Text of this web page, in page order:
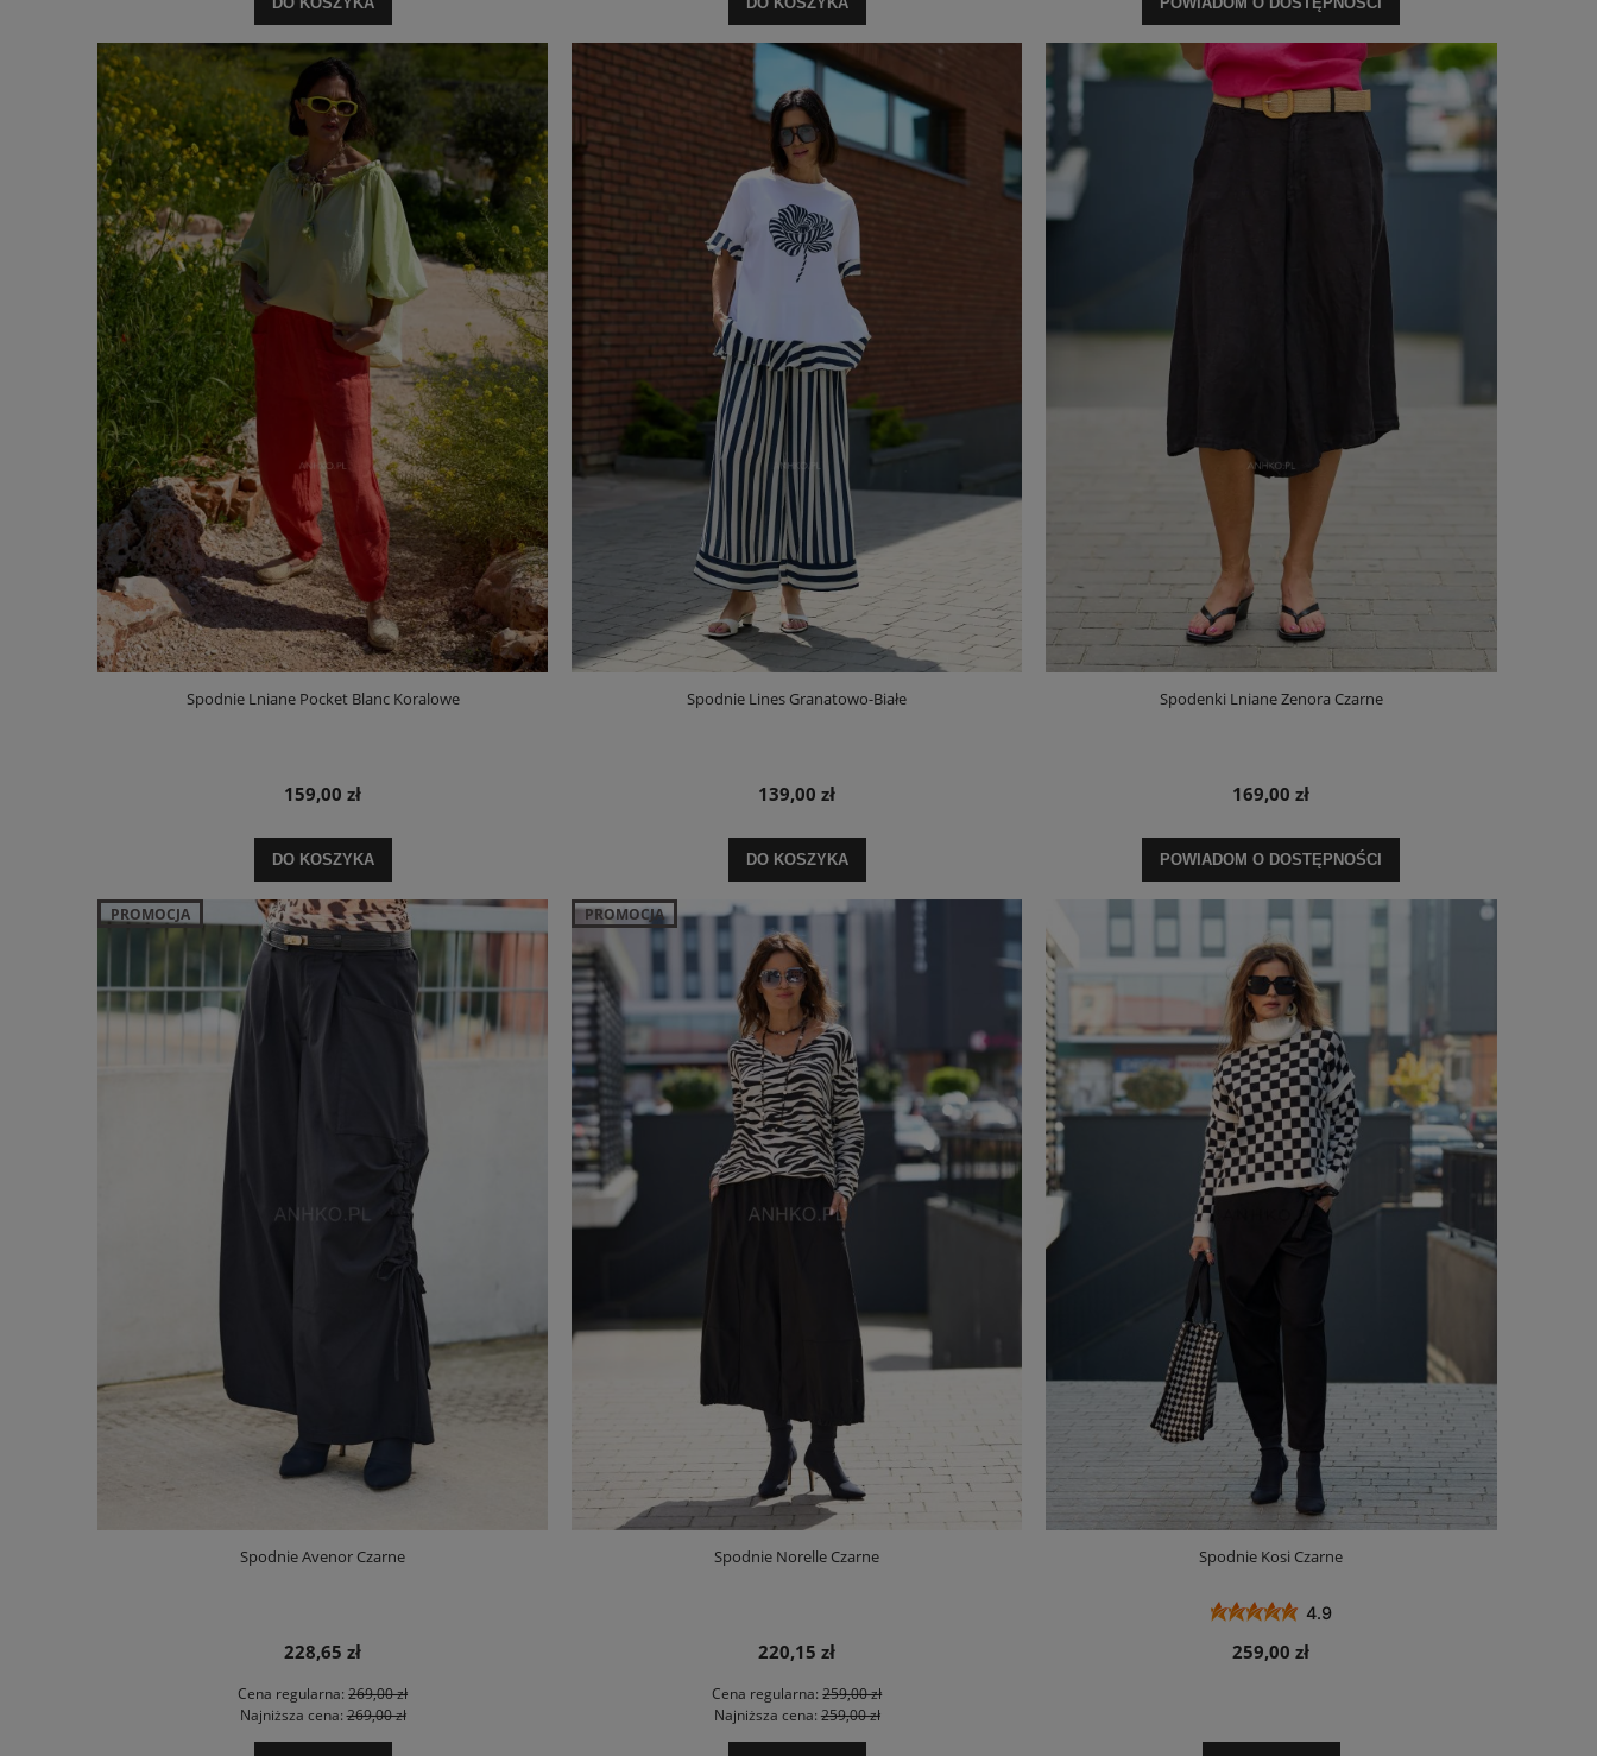
Spodnie Lniane Pocket Blanc Koralowe
159,00 zł
DO KOSZYKA
Spodnie Lines Granatowo-Białe
139,00 zł
DO KOSZYKA
Spodenki Lniane Zenora Czarne
169,00 zł
POWIADOM O DOSTĘPNOŚCI
Spodnie Avenor Czarne
228,65 zł
Cena regularna:269,00 zł
Najniższa cena:269,00 zł
PROMOCJA
Spodnie Norelle Czarne
220,15 zł
Cena regularna:259,00 zł
Najniższa cena:259,00 zł
PROMOCJA
Spodnie Kosi Czarne
4.9
259,00 zł